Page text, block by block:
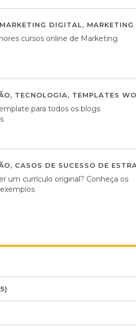
DIGITAL,
cursos online de Marketing
, TECNOLOGIA, TEMPLATES
para todos os blogs
, CASOS DE SUCESSO DE
um currículo original? Conheça os